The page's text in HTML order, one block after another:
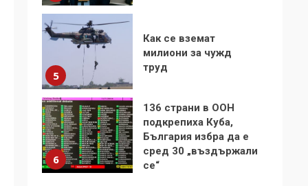
5
Как се вземат
милиони за чужд
труд
6
136 страни в ООН
подкрепиха Куба,
България избра да е
сред 30 „въздържали
се“